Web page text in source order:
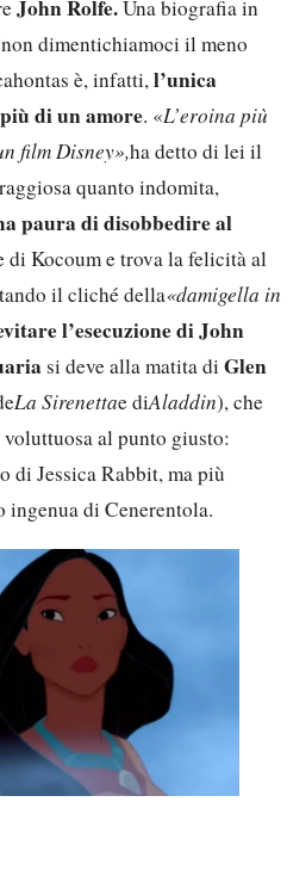
John Rolfe.Una biografia in
dimentichiamoci il meno
è, infatti,l’unica
di un amore. «L’eroina più
film Disney»,ha detto di lei il
quanto indomita,
paura di disobbedire al
di Kocoum e trova la felicità al
il cliché della«damigella in
l’esecuzione di John
si deve alla matita di Glen
La Sirenettae diAladdin), che
voluttuosa al punto giusto:
di Jessica Rabbit, ma più
ingenua di Cenerentola.